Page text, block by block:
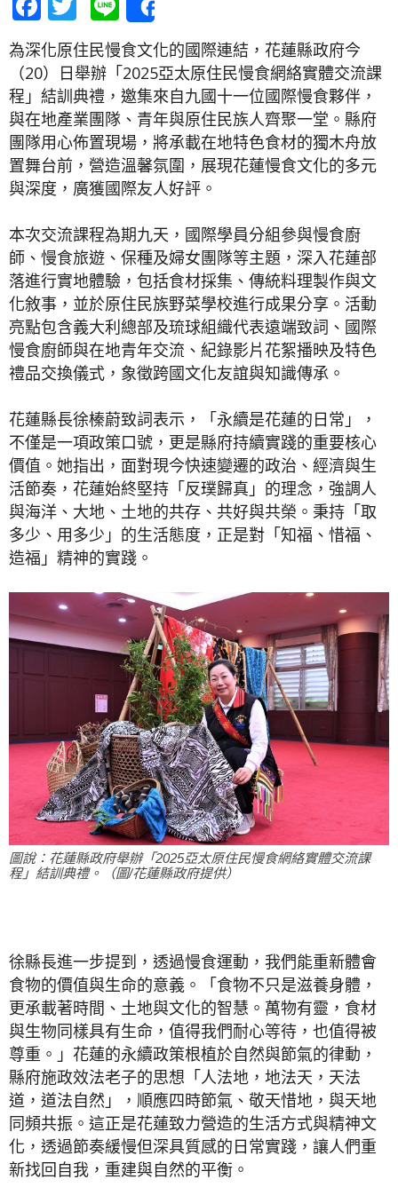
為深化原住民慢食文化的國際連結，花蓮縣政府今
（20）日舉辦「2025亞太原住民慢食網絡實體交流課
程」結訓典禮，邀集來自九國十一位國際慢食夥伴，
與在地產業團隊、青年與原住民族人齊聚一堂。縣府
團隊用心佈置現場，將承載在地特色食材的獨木舟放
置舞台前，營造溫馨氛圍，展現花蓮慢食文化的多元
與深度，廣獲國際友人好評。
本次交流課程為期九天，國際學員分組參與慢食廚
師、慢食旅遊、保種及婦女團隊等主題，深入花蓮部
落進行實地體驗，包括食材採集、傳統料理製作與文
化敘事，並於原住民族野菜學校進行成果分享。活動
亮點包含義大利總部及琉球組織代表遠端致詞、國際
慢食廚師與在地青年交流、紀錄影片花絮播映及特色
禮品交換儀式，象徵跨國文化友誼與知識傳承。
花蓮縣長徐榛蔚致詞表示，「永續是花蓮的日常」，
不僅是一項政策口號，更是縣府持續實踐的重要核心
價值。她指出，面對現今快速變遷的政治、經濟與生
活節奏，花蓮始終堅持「反璞歸真」的理念，強調人
與海洋、大地、土地的共存、共好與共榮。秉持「取
多少、用多少」的生活態度，正是對「知福、惜福、
造福」精神的實踐。
圖說：花蓮縣政府舉辦「2025亞太原住民慢食網絡實體交流課
程」結訓典禮。（圖/花蓮縣政府提供）
徐縣長進一步提到，透過慢食運動，我們能重新體會
食物的價值與生命的意義。「食物不只是滋養身體，
更承載著時間、土地與文化的智慧。萬物有靈，食材
與生物同樣具有生命，值得我們耐心等待，也值得被
尊重。」花蓮的永續政策根植於自然與節氣的律動，
縣府施政效法老子的思想「人法地，地法天，天法
道，道法自然」，順應四時節氣、敬天惜地，與天地
同頻共振。這正是花蓮致力營造的生活方式與精神文
化，透過節奏緩慢但深具質感的日常實踐，讓人們重
新找回自我，重建與自然的平衡。